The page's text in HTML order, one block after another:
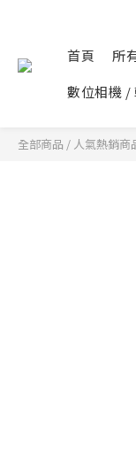
首頁 所
數位相機 /
全部商品 / 人氣熱銷商